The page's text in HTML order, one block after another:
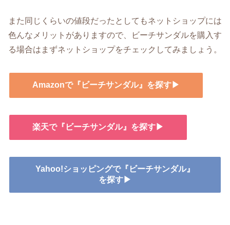
また同じくらいの値段だったとしてもネットショップには
色んなメリットがありますので、ビーチサンダルを購入す
る場合はまずネットショップをチェックしてみましょう。
Amazonで『ビーチサンダル』を探す▶
楽天で『ビーチサンダル』を探す▶
Yahoo!ショッピングで『ビーチサンダル』
を探す▶